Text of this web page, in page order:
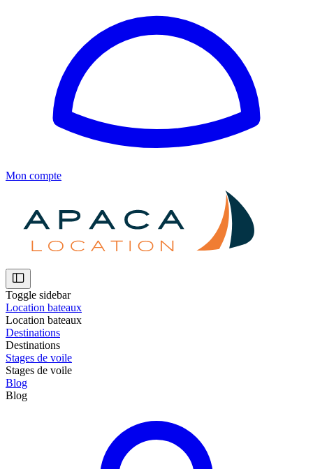
Mon compte
Toggle sidebar
Location bateaux
Location bateaux
Destinations
Destinations
Stages de voile
Stages de voile
Blog
Blog